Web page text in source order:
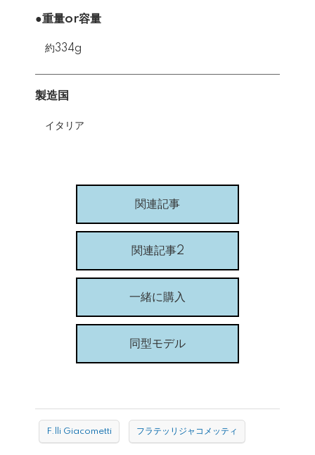
●重量or容量
約334g
製造国
イタリア
関連記事
関連記事2
一緒に購入
同型モデル
F.lli Giacometti フラテッリジャコメッティ